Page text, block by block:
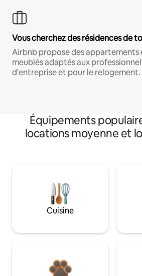
Vous cherchez des résidences de
Airbnb propose des
meublés adaptés aux
d'entreprise et pour le relogement.
Équipements
locations moyenne et
Cuisine